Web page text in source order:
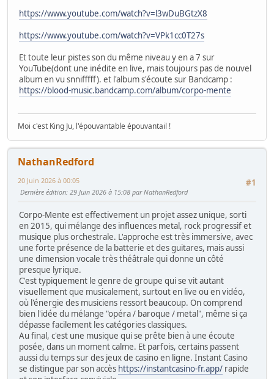
https://www.youtube.com/watch?v=l3wDuBGtzX8
https://www.youtube.com/watch?v=VPk1cc0T27s
Et toute leur pistes son du même niveau y en a 7 sur
YouTube(dont une inédite en live, mais toujours pas de nouvel
album en vu snnifffff). et l'album s'écoute sur Bandcamp :
https://blood-music.bandcamp.com/album/corpo-mente
Moi c'est King Ju, l'épouvantable épouvantail !
NathanRedford
#1
20 Juin 2026 à 00:05
Dernière édition: 29 Juin 2026 à 15:08 par NathanRedford
Corpo-Mente est effectivement un projet assez unique, sorti
en 2015, qui mélange des influences metal, rock progressif et
musique plus orchestrale. L'approche est très immersive, avec
une forte présence de la batterie et des guitares, mais aussi
une dimension vocale très théâtrale qui donne un côté
presque lyrique.
C'est typiquement le genre de groupe qui se vit autant
visuellement que musicalement, surtout en live ou en vidéo,
où l'énergie des musiciens ressort beaucoup. On comprend
bien l'idée du mélange "opéra / baroque / metal", même si ça
dépasse facilement les catégories classiques.
Au final, c'est une musique qui se prête bien à une écoute
posée, dans un moment calme. Et parfois, certains passent
aussi du temps sur des jeux de casino en ligne. Instant Casino
se distingue par son accès https://instantcasino-fr.app/ rapide